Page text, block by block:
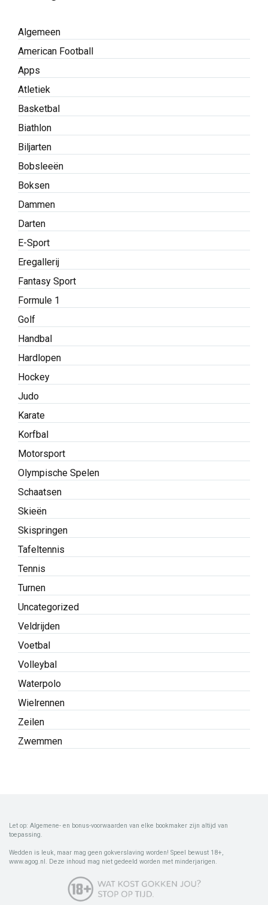
Algemeen
American Football
Apps
Atletiek
Basketbal
Biathlon
Biljarten
Bobsleeën
Boksen
Dammen
Darten
E-Sport
Eregallerij
Fantasy Sport
Formule 1
Golf
Handbal
Hardlopen
Hockey
Judo
Karate
Korfbal
Motorsport
Olympische Spelen
Schaatsen
Skieën
Skispringen
Tafeltennis
Tennis
Turnen
Uncategorized
Veldrijden
Voetbal
Volleybal
Waterpolo
Wielrennen
Zeilen
Zwemmen
Let op: Algemene- en bonus-voorwaarden van elke bookmaker zijn altijd van
toepassing.
Wedden is leuk, maar mag geen gokverslaving worden! Speel bewust 18+,
www.agog.nl. Deze inhoud mag niet gedeeld worden met minderjarigen.